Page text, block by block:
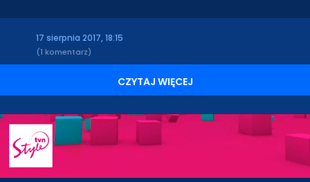
17 sierpnia 2017, 18:15
(1 komentarz)
CZYTAJ WIĘCEJ